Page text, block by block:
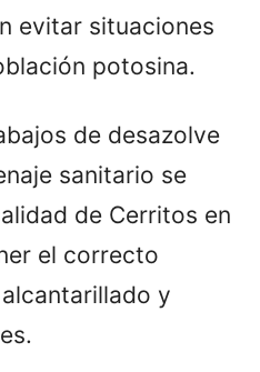
evitar situaciones
potosina.
de desazolve
sanitario se
de Cerritos en
el correcto
y